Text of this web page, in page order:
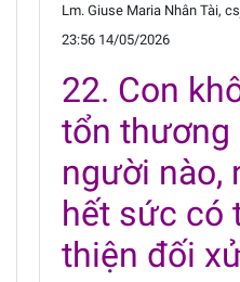
Lm. Giuse Maria Nhân Tài,
23:56 14/05/2026
22. Con
tổn thương
người nào,
hết sức có
thiện đối